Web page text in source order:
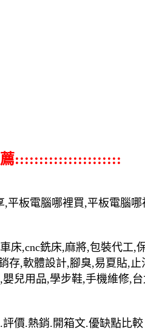
::::::::::::::::::::::
板電腦哪裡買,平板電腦
,cnc銑床,麻將,包裝代工
,軟體設計,腳臭,易夏貼,
兒用品,學步鞋,手機維修,
價.熱銷.開箱文.優缺點比較